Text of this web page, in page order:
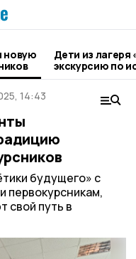
новую
Дети из лагеря
экскурсию по
Моршанска
14:43
будущего» с
первокурсникам,
свой путь в